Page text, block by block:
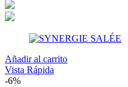
Añadir al carrito
Vista Rápida
-6%